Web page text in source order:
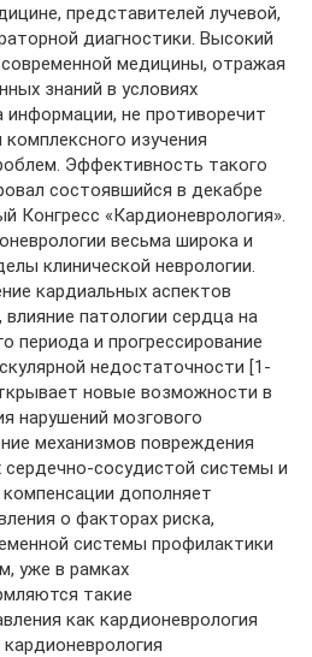
представителей лучевой,
диагностики. Высокий
медицины, отражая
знаний в условиях
не противоречит
изучения
Эффективность такого
состоявшийся в декабре
Конгресс «Кардионеврология».
весьма широка и
клинической неврологии.
кардиальных аспектов
патологии сердца на
периода и прогрессирование
недостаточности [1-
новые возможности в
нарушений мозгового
механизмов повреждения
сердечно-сосудистой системы и
дополняет
о факторах риска,
системы профилактики
уже в рамках
такие
как кардионеврология